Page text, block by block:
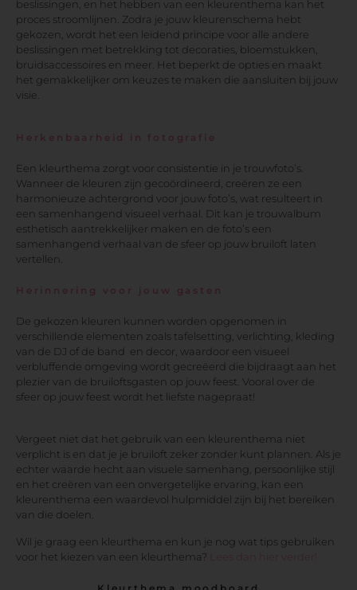
beslissingen, en het hebben van een kleurenthema kan het
proces stroomlijnen. Zodra je jouw kleurenschema hebt
gekozen, wordt het een leidend principe voor alle andere
beslissingen met betrekking tot decoraties, bloemstukken,
bruidsaccessoires en meer. Het beperkt de opties en maakt
het gemakkelijker om keuzes te maken die aansluiten bij jouw
visie.
Herkenbaarheid in fotografie
Een kleurthema zorgt voor consistentie in je trouwfoto’s.
Wanneer de kleuren zijn gecoördineerd, creëren ze een
harmonieuze achtergrond voor jouw foto’s, wat resulteert in
een samenhangend visueel verhaal. Dit kan je trouwalbum
esthetisch aantrekkelijker maken en de foto’s een
samenhangend verhaal van de sfeer op jouw bruiloft laten
vertellen.
Herinnering voor jouw gasten
De gekozen kleuren kunnen worden opgenomen in
verschillende elementen zoals tafelsetting, verlichting, kleding
van de DJ of de band en decor, waardoor een visueel
verbluffende omgeving wordt gecreëerd die bijdraagt aan het
plezier van de bruiloftsgasten op jouw feest. Vooral over de
sfeer op jouw feest wordt het liefste nagepraat!
Vergeet niet dat het gebruik van een kleurenthema niet
verplicht is en dat je je bruiloft zeker zonder kunt plannen. Als je
echter waarde hecht aan visuele samenhang, persoonlijke stijl
en het creëren van een onvergetelijke ervaring, kan een
kleurenthema een waardevol hulpmiddel zijn bij het bereiken
van die doelen.
Wil je graag een kleurthema en kun je nog wat tips gebruiken
voor het kiezen van een kleurthema?